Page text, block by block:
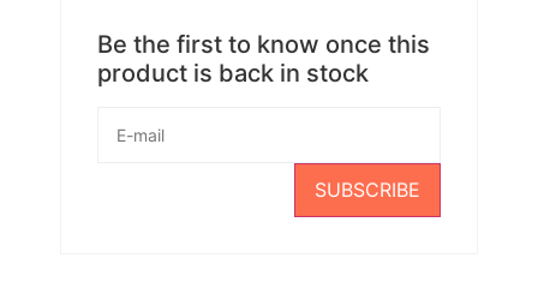
Be the first to know once this
product is back in stock
SUBSCRIBE